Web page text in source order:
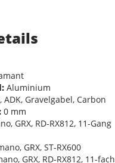
Aluminium
ADK, Gravelgabel, Carbon
0 mm
GRX, RD-RX812, 11-Gang
GRX, ST-RX600
GRX, RD-RX812, 11-fach